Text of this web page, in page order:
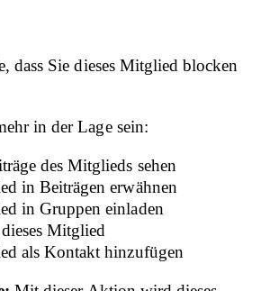
dass Sie dieses Mitglied blocken
in der Lage sein:
des Mitglieds sehen
in Beiträgen erwähnen
in Gruppen einladen
Mitglied
als Kontakt hinzufügen